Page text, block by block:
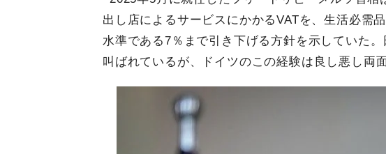
出し店によるサービスにかかるVATを、生活必需
水準である7％まで引き下げる方針を示していた
叫ばれているが、ドイツのこの経験は良し悪し両